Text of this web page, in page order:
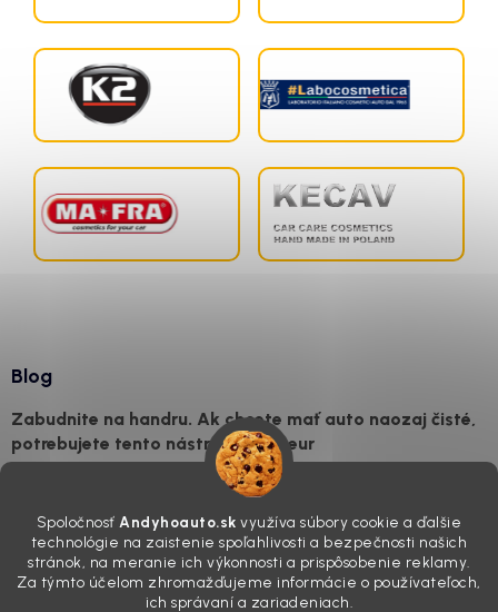
Spoločnosť Andyhoauto.sk využíva súbory cookie a ďalšie
technológie na zaistenie spoľahlivosti a bezpečnosti našich
stránok, na meranie ich výkonnosti a prispôsobenie reklamy.
Za týmto účelom zhromažďujeme informácie o používateľoch,
ich správaní a zariadeniach.
Blog
Zabudnite na handru. Ak chcete mať auto naozaj čisté,
potrebujete tento nástroj za pár eur
„upratanom“ aute, no pri pohľade na palubnú dosku vás ide poraziť. V
mriežkach ventilácie, okolo tlačidiel a v švíkoch sedačiek na vás stále
drzo pozerá prach. Handra ani vysávač tam jednodu...
Detailing nemusí stáť výplatu: 5 kúskov autokozmetiky,